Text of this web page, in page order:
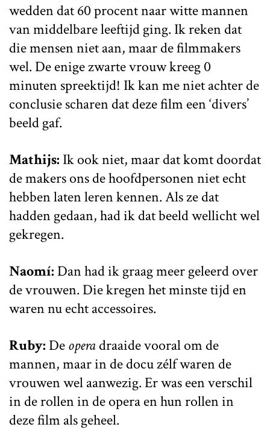
wedden dat 60 procent naar witte mannen
van middelbare leeftijd ging. Ik reken dat
die mensen niet aan, maar de filmmakers
wel. De enige zwarte vrouw kreeg 0
minuten spreektijd! Ik kan me niet achter de
conclusie scharen dat deze film een ‘divers’
beeld gaf.
Mathijs: Ik ook niet, maar dat komt doordat
de makers ons de hoofdpersonen niet echt
hebben laten leren kennen. Als ze dat
hadden gedaan, had ik dat beeld wellicht wel
gekregen.
Naomí: Dan had ik graag meer geleerd over
de vrouwen. Die kregen het minste tijd en
waren nu echt accessoires.
Ruby: Deoperadraaide vooral om de
mannen, maar in de docu zélf waren de
vrouwen wel aanwezig. Er was een verschil
in de rollen in de opera en hun rollen in
deze film als geheel.